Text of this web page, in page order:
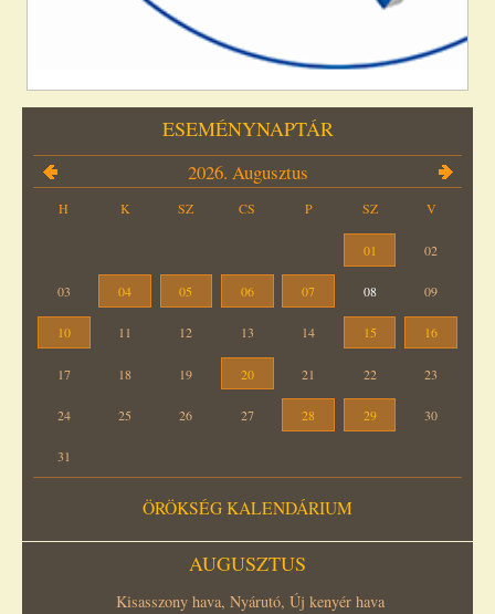
ESEMÉNYNAPTÁR
2026. Augusztus
H K SZ CS P SZ V
01 02
03 04 05 06 07 08 09
10 11 12 13 14 15 16
17 18 19 20 21 22 23
24 25 26 27 28 29 30
31
ÖRÖKSÉG KALENDÁRIUM
AUGUSZTUS
Kisasszony hava, Nyárutó, Új kenyér hava